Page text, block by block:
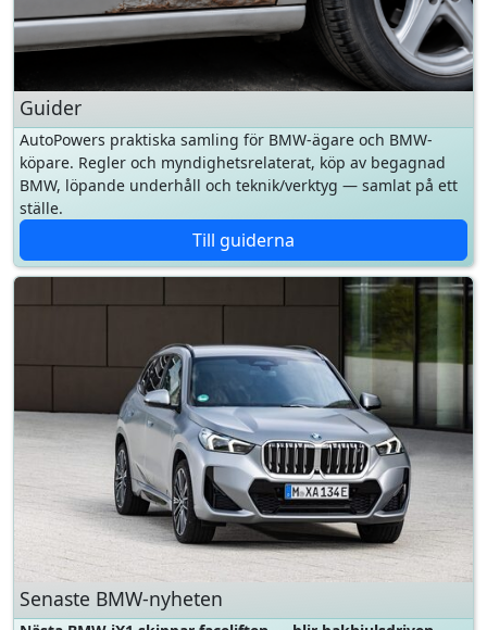
Guider
AutoPowers praktiska samling för BMW-ägare och BMW-
köpare. Regler och myndighetsrelaterat, köp av begagnad
BMW, löpande underhåll och teknik/verktyg — samlat på ett
ställe.
Till guiderna
Senaste BMW-nyheten
Nästa BMW iX1 skippar faceliften — blir bakhjulsdriven
Neue Klasse
BMW hoppar över mittlivsuppdateringen och bygger iX1 helt